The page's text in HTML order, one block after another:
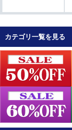
カテゴリ一覧を見る